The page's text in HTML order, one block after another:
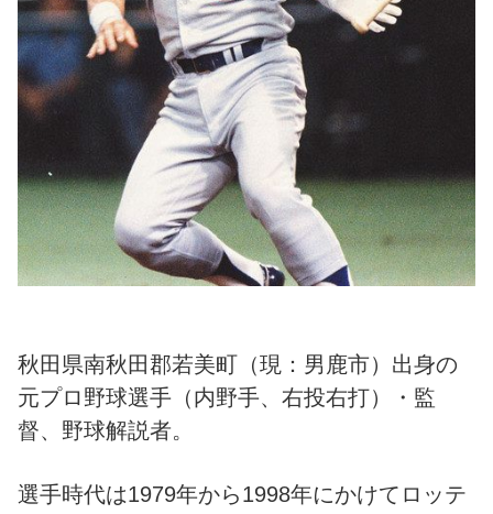
秋田県南秋田郡若美町（現：男鹿市）出身の
元プロ野球選手（内野手、右投右打）・監
督、野球解説者。
選手時代は1979年から1998年にかけてロッテ